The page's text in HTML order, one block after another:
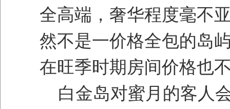
全高端，奢华程度毫不
然不是一价格全包的岛
在旺季时期房间价格也
白金岛对蜜月的客人